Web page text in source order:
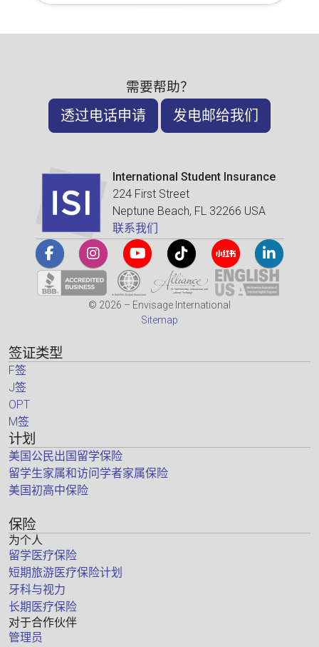
需要帮助？
透过电话申请 发电邮给我们
International Student Insurance
224 First Street
Neptune Beach, FL 32266 USA
联系我们
© 2026 – Envisage International
Sitemap
签证类型
F签
J签
OPT
M签
计划
美国公民出国留学保险
留学生家属和访问学者家属保险
美国初高中保险
保险
为个人
留学医疗保险
短期旅游医疗保险计划
牙科与视力
长期医疗保险
对于合作伙伴
管理员